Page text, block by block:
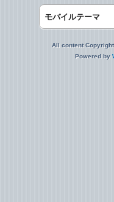
モバイルテーマ
All content Copyright
Powered by